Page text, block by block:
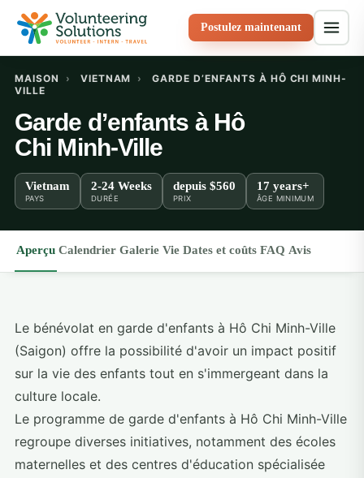
Postulez maintenant
MAISON › VIETNAM ›
GARDE D’ENFANTS À HÔ CHI MINH-
VILLE
Garde d’enfants à Hô
Chi Minh-Ville
Vietnam
PAYS
2-24 Weeks
DURÉE
depuis $560
PRIX
17 years+
ÂGE MINIMUM
Aperçu Calendrier Galerie Vie Dates et coûts FAQ Avis
Le bénévolat en garde d'enfants à Hô Chi Minh-Ville
(Saigon) offre la possibilité d'avoir un impact positif
sur la vie des enfants tout en s'immergeant dans la
culture locale.
Le programme de garde d'enfants à Hô Chi Minh-Ville
regroupe diverses initiatives, notamment des écoles
maternelles et des centres d'éducation spécialisée